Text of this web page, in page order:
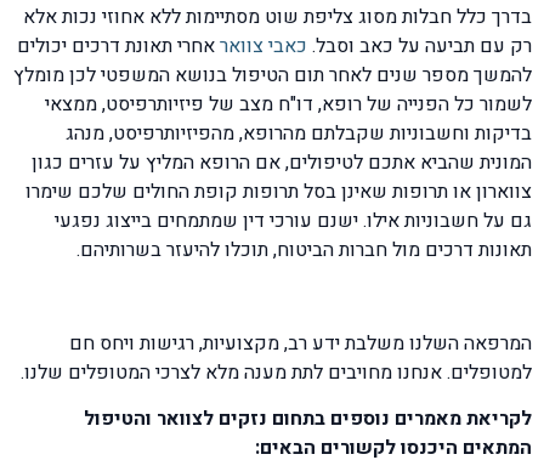
בדרך כלל חבלות מסוג צליפת שוט מסתיימות ללא אחוזי נכות אלא
רק עם תביעה על כאב וסבל. כאבי צוואראחרי תאונת דרכים יכולים
להמשך מספר שנים לאחר תום הטיפול בנושא המשפטי לכן מומלץ
לשמור כל הפנייה של רופא, דו"ח מצב של פיזיותרפיסט, ממצאי
בדיקות וחשבוניות שקבלתם מהרופא, מהפיזיותרפיסט, מנהג
המונית שהביא אתכם לטיפולים, אם הרופא המליץ על עזרים כגון
צווארון או תרופות שאינן בסל תרופות קופת החולים שלכם שימרו
גם על חשבוניות אילו. ישנם עורכי דין שמתמחים בייצוג נפגעי
תאונות דרכים מול חברות הביטוח, תוכלו להיעזר בשרותיהם.
המרפאה השלנו משלבת ידע רב, מקצועיות, רגישות ויחס חם
למטופלים. אנחנו מחויבים לתת מענה מלא לצרכי המטופלים שלנו.
לקריאת מאמרים נוספים בתחום נזקים לצוואר והטיפול
המתאים היכנסו לקשורים הבאים: